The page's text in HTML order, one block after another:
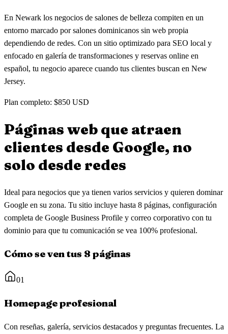
En Newark los negocios de salones de belleza compiten en un
entorno marcado por salones dominicanos sin web propia
dependiendo de redes. Con un sitio optimizado para SEO local y
enfocado en galería de transformaciones y reservas online en
español, tu negocio aparece cuando tus clientes buscan en New
Jersey.
Plan completo: $850 USD
Páginas web que atraen
clientes desde Google, no
solo desde redes
Ideal para negocios que ya tienen varios servicios y quieren dominar
Google en su zona. Tu sitio incluye hasta 8 páginas, configuración
completa de Google Business Profile y correo corporativo con tu
dominio para que tu comunicación se vea 100% profesional.
Cómo se ven tus 8 páginas
01
Homepage profesional
Con reseñas, galería, servicios destacados y preguntas frecuentes. La